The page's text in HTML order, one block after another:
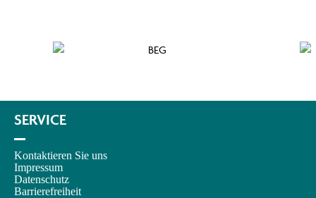
SERVICE
–
Kontaktieren Sie uns
Impressum
Datenschutz
Barrierefreiheit